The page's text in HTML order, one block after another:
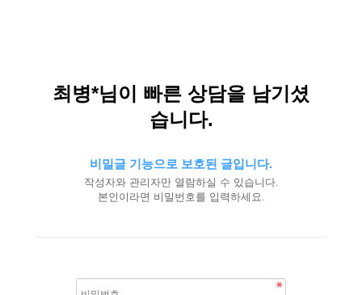
최병*님이 빠른 상담을 남기셨
습니다.
비밀글 기능으로 보호된 글입니다.
작성자와 관리자만 열람하실 수 있습니다.
본인이라면 비밀번호를 입력하세요.